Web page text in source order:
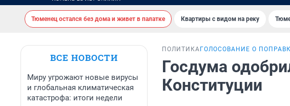
Тюменец остался без дома и живет в палатке Квартиры с видом на реку
ВСЕ НОВОСТИ
Миру угрожают новые вирусы
и глобальная климатическая
катастрофа: итоги недели
ПОЛИТИКА ГОЛОСОВАНИЕ О
Госдума
Конституции